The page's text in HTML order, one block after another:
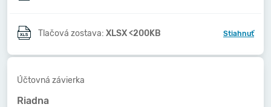
Tlačová zostava: XLSX <200KB Stiahnuť
Účtovná závierka
Riadna